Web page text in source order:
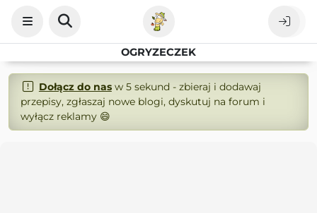
OGRYZECZEK
Dołącz do nasw 5 sekund - zbieraj i dodawaj
przepisy, zgłaszaj nowe blogi, dyskutuj na forum i
wyłącz reklamy 😄